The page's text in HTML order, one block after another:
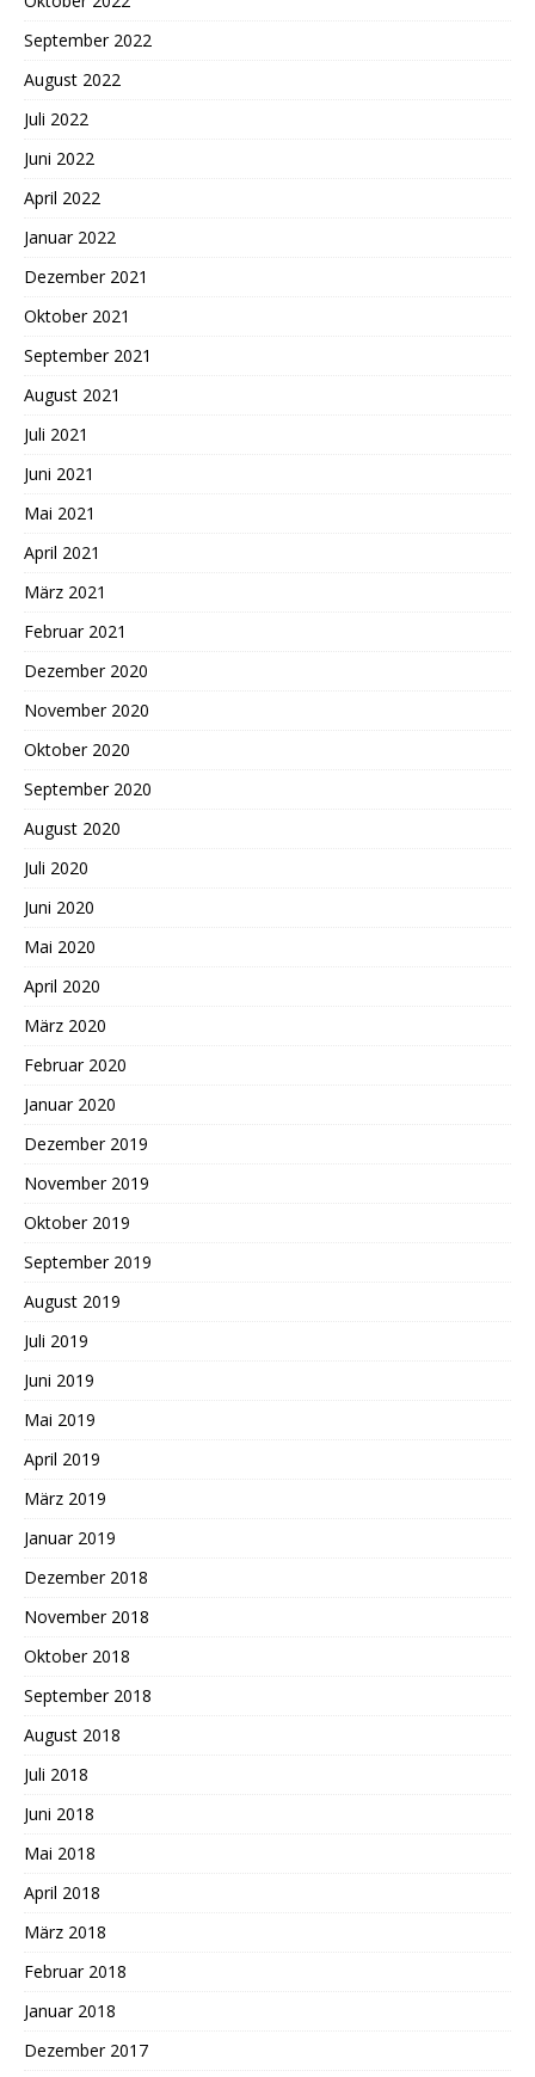
September 2022
August 2022
Juli 2022
Juni 2022
April 2022
Januar 2022
Dezember 2021
Oktober 2021
September 2021
August 2021
Juli 2021
Juni 2021
Mai 2021
April 2021
März 2021
Februar 2021
Dezember 2020
November 2020
Oktober 2020
September 2020
August 2020
Juli 2020
Juni 2020
Mai 2020
April 2020
März 2020
Februar 2020
Januar 2020
Dezember 2019
November 2019
Oktober 2019
September 2019
August 2019
Juli 2019
Juni 2019
Mai 2019
April 2019
März 2019
Januar 2019
Dezember 2018
November 2018
Oktober 2018
September 2018
August 2018
Juli 2018
Juni 2018
Mai 2018
April 2018
März 2018
Februar 2018
Januar 2018
Dezember 2017